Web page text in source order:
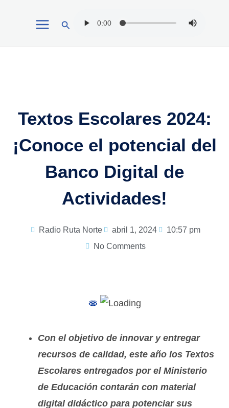
Buscar
Textos Escolares 2024:
¡Conoce el potencial del
Banco Digital de
Actividades!
Radio Ruta Norte abril 1, 2024
10:57 pm
No Comments
Con el objetivo de innovar y entregar
recursos de calidad, este año los Textos
Escolares entregados por el Ministerio
de Educación contarán con material
digital didáctico para potenciar sus